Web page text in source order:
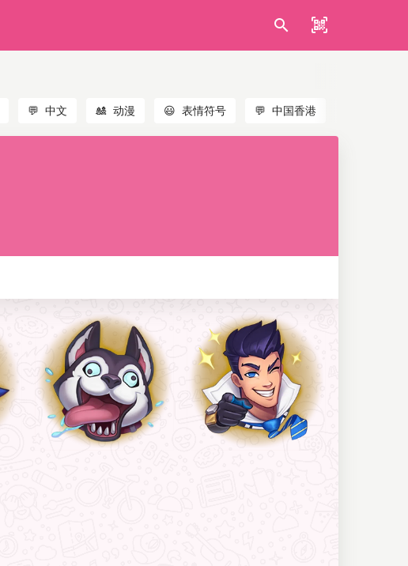
💬 中文 🎎 动漫 😃 表情符号 💬 中国香港